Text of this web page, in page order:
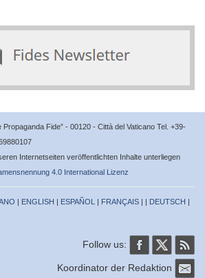
Fide” - 00120 - Città del Vaticano Tel. +39-
Internetseiten veröffentlichten Inhalte unterliegen
4.0 International Lizenz
| ENGLISH | ESPAÑOL | FRANÇAIS | | DEUTSCH |
Follow us:
Koordinator der Redaktion